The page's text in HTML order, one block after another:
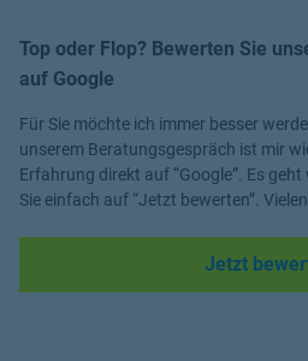
Top oder Flop? Bewerten Sie
auf Google
Für Sie möchte ich immer besser
unserem Beratungsgespräch ist mir
Erfahrung direkt auf “Google”. Es
Sie einfach auf “Jetzt bewerten”.
Jetzt